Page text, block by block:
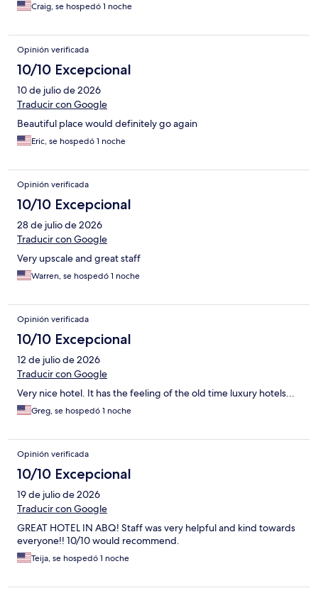
Craig, se hospedó 1 noche
Opinión verificada
10/10 Excepcional
10 de julio de 2026
Traducir con Google
Beautiful place would definitely go again
Eric, se hospedó 1 noche
Opinión verificada
10/10 Excepcional
28 de julio de 2026
Traducir con Google
Very upscale and great staff
Warren, se hospedó 1 noche
Opinión verificada
10/10 Excepcional
12 de julio de 2026
Traducir con Google
Very nice hotel. It has the feeling of the old time luxury hotels...
Greg, se hospedó 1 noche
Opinión verificada
10/10 Excepcional
19 de julio de 2026
Traducir con Google
GREAT HOTEL IN ABQ! Staff was very helpful and kind towards
everyone!! 10/10 would recommend.
Teija, se hospedó 1 noche